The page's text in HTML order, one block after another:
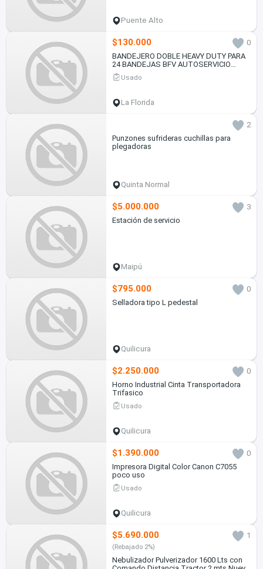
Puente Alto
$130.000
0
BANDEJERO DOBLE HEAVY DUTY PARA
24 BANDEJAS BFV AUTOSERVICIO
TRADICIONAL
Usado
La Florida
2
Punzones sufrideras cuchillas para
plegadoras
Quinta Normal
$5.000.000
3
Estación de servicio
Maipú
$795.000
0
Selladora tipo L pedestal
Quilicura
$2.250.000
0
Horno Industrial Cinta Transportadora
Trifasico
Usado
Quilicura
$1.390.000
0
Impresora Digital Color Canon C7055
poco uso
Usado
Quilicura
$5.690.000 1
(Rebajado 2%)
Nebulizador Pulverizador 1600 Lts con